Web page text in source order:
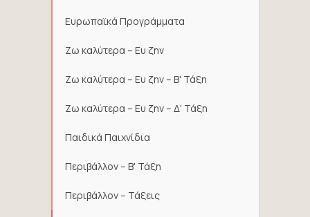
Ευρωπαϊκά Προγράμματα
Ζω καλύτερα – Ευ ζην
Ζω καλύτερα – Ευ ζην – Β' Τάξη
Ζω καλύτερα – Ευ ζην – Δ' Τάξη
Παιδικά Παιχνίδια
Περιβάλλον – Β' Τάξη
Περιβάλλον – Τάξεις